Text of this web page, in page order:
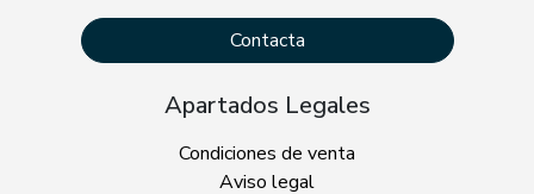
Contacta
Apartados Legales
Condiciones de venta
Aviso legal